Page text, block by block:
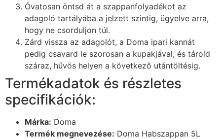
Óvatosan öntsd át a szappanfolyadékot az
adagoló tartályába a jelzett szintig, ügyelve arra,
hogy ne csorduljon túl.
Zárd vissza az adagolót, a Doma ipari kannát
pedig csavard le szorosan a kupakjával, és tárold
száraz, hűvös helyen a következő utántöltésig.
Termékadatok és részletes
specifikációk:
Márka: Doma
Termék megnevezése: Doma Habszappan 5L